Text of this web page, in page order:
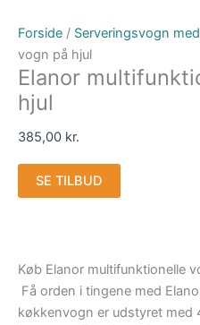
Forside / Serveringsvogn
vogn på hjul
Elanor
hjul
385,00 kr.
SE TILBUD
Køb Elanor multifunktionelle
Få orden i tingene med
køkkenvogn er udstyret med